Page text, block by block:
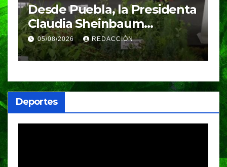
Desde Puebla, la Presidenta
Claudia Sheinbaum
arrancará la Jornada
Nacional de Reforestación
05/08/2026 REDACCIÓN
Deportes